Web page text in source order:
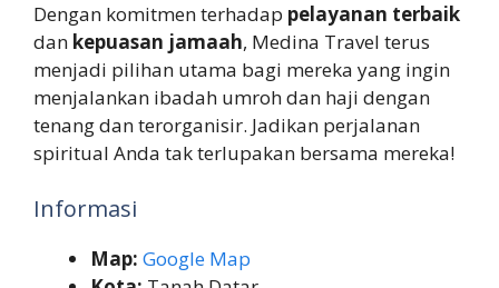
Dengan komitmen terhadap pelayanan terbaik
dan kepuasan jamaah, Medina Travel terus
menjadi pilihan utama bagi mereka yang ingin
menjalankan ibadah umroh dan haji dengan
tenang dan terorganisir. Jadikan perjalanan
spiritual Anda tak terlupakan bersama mereka!
Informasi
Map: Google Map